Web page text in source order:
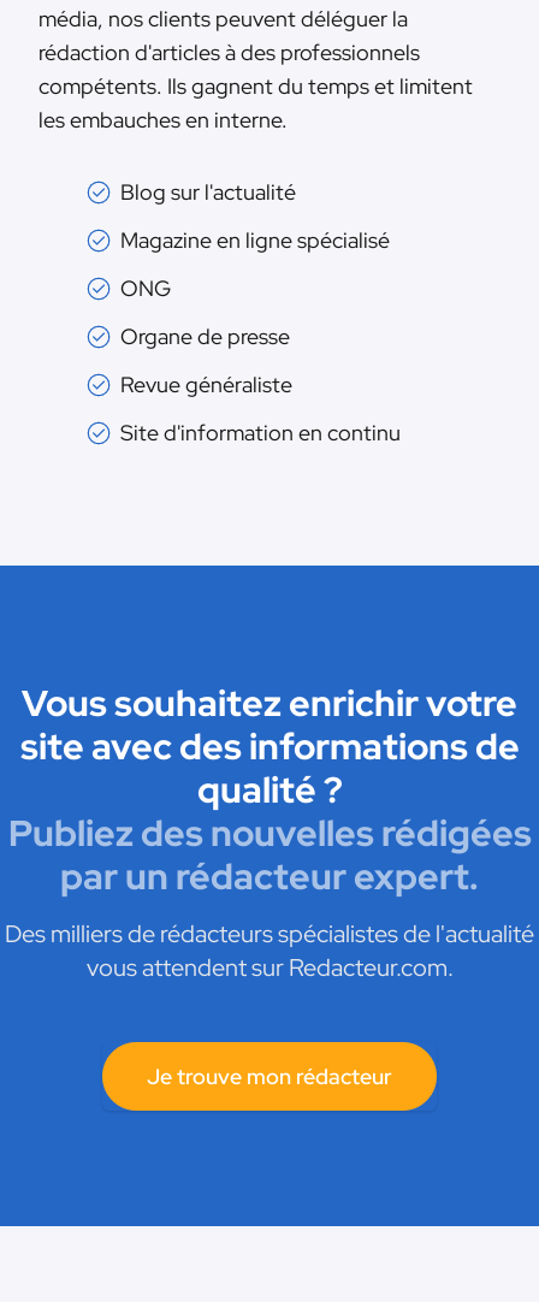
média, nos clients peuvent déléguer la
rédaction d'articles à des professionnels
compétents. Ils gagnent du temps et limitent
les embauches en interne.
Blog sur l'actualité
Magazine en ligne spécialisé
ONG
Organe de presse
Revue généraliste
Site d'information en continu
Vous souhaitez enrichir votre
site avec des informations de
qualité ?
Publiez des nouvelles rédigées
par un rédacteur expert.
Des milliers de rédacteurs spécialistes de l'actualité
vous attendent sur Redacteur.com.
Je trouve mon rédacteur